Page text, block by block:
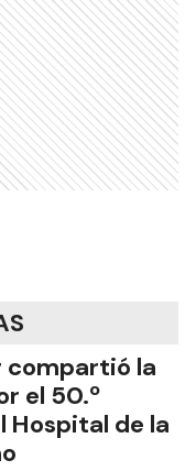
compartió la
el 50.º
Hospital de la